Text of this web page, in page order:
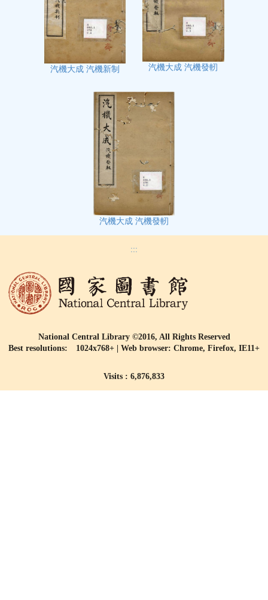
汽機大成 汽機新制 汽機大成 汽機發軔
汽機大成 汽機發軔
:::
National Central Library ©2016, All Rights Reserved
Best resolutions: 1024x768+ | Web browser: Chrome, Firefox, IE11+
Visits : 6,876,833